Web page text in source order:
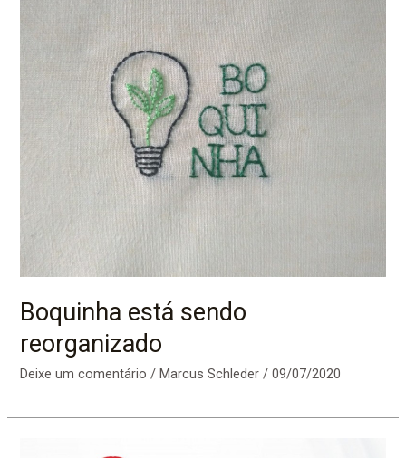
Boquinha está sendo
reorganizado
Deixe um comentário / Marcus Schleder/09/07/2020